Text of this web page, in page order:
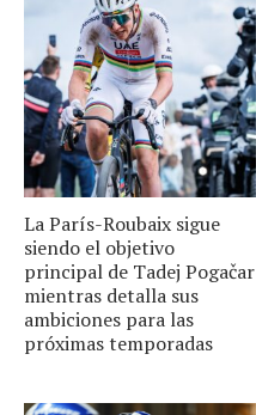
La París-Roubaix sigue
siendo el objetivo
principal de Tadej Pogačar
mientras detalla sus
ambiciones para las
próximas temporadas